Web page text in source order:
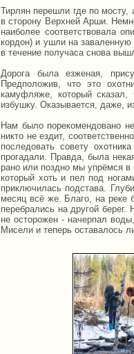
Тирлян перешли где по мосту,
в сторону Верхней Арши.
наиболее соответствовала
кордон) и ушли на
в течение получаса снова
Дорога была езженая,
Предположив, что это
камуфляже, который
избушку. Оказывается, даже,
Нам было порекомендовано
никто не ездит,
последовать совету
прогадали. Правда, была
рано или поздно мы упрёмся
который хоть и пел под
приключилась подстава.
месяц всё же. Благо, на реке
перебрались на другой
не осторожен - начерпал
Мисели и теперь оставалось